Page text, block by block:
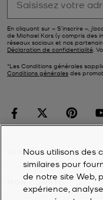
En cliquant sur « S’inscrire »,
de Michael Kors (y compris des
réseaux sociaux et nos
Déclaration de confidentialité.
*Les Conditions générales
Conditions générales des
SERVICE À LA
MON COMPTE
Nous utilisons des
similaires pour
de notre site Web,
expérience,